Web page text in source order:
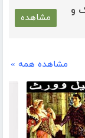
و
مشاهده
مشاهده همه »